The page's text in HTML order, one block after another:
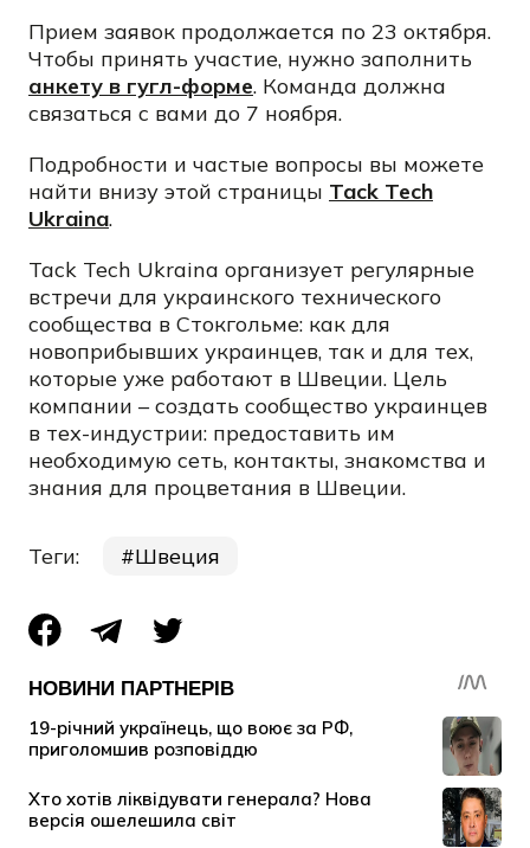
Прием заявок продолжается по 23 октября.
Чтобы принять участие, нужно заполнить
анкету в гугл-форме. Команда должна
связаться с вами до 7 ноября.
Подробности и частые вопросы вы можете
найти внизу этой страницы Tack Tech
Ukraina.
Tack Tech Ukraina организует регулярные
встречи для украинского технического
сообщества в Стокгольме: как для
новоприбывших украинцев, так и для тех,
которые уже работают в Швеции. Цель
компании – создать сообщество украинцев
в тех-индустрии: предоставить им
необходимую сеть, контакты, знакомства и
знания для процветания в Швеции.
Теги: Швеция